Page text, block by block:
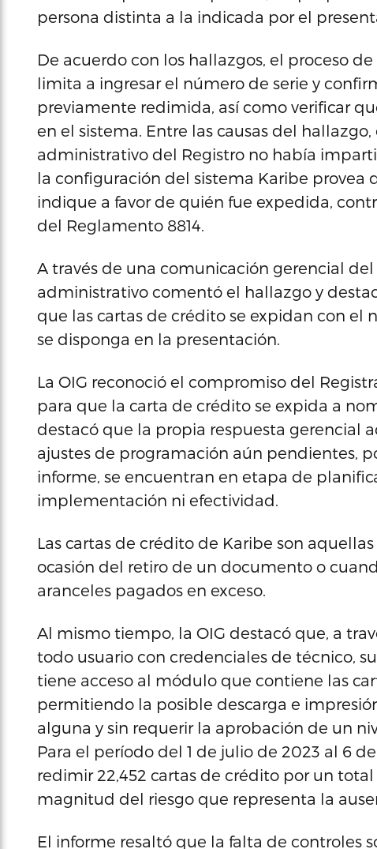
persona distinta a la indicada por el
De acuerdo con los hallazgos, el proceso
limita a ingresar el número de serie y
previamente redimida, así como verificar
en el sistema. Entre las causas del
administrativo del Registro no había
la configuración del sistema Karibe provea
indique a favor de quién fue expedida,
del Reglamento 8814.
A través de una comunicación gerencial
administrativo comentó el hallazgo y
que las cartas de crédito se expidan con el
se disponga en la presentación.
La OIG reconoció el compromiso del
para que la carta de crédito se expida a
destacó que la propia respuesta gerencial
ajustes de programación aún pendientes,
informe, se encuentran en etapa de
implementación ni efectividad.
Las cartas de crédito de Karibe son
ocasión del retiro de un documento o
aranceles pagados en exceso.
Al mismo tiempo, la OIG destacó que, a
todo usuario con credenciales de técnico,
tiene acceso al módulo que contiene las
permitiendo la posible descarga e
alguna y sin requerir la aprobación de un
Para el período del 1 de julio de 2023 al 6
redimir 22,452 cartas de crédito por un total
magnitud del riesgo que representa la
El informe resaltó que la falta de controles